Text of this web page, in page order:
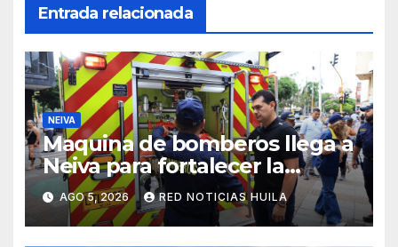
Entrada relacionada
NEIVA
Maquina de bomberos llega a
Neiva para fortalecer la
asistencia en las
emergencias ocasionadas por
el fenómeno del niño
AGO 5, 2026 RED NOTICIAS HUILA